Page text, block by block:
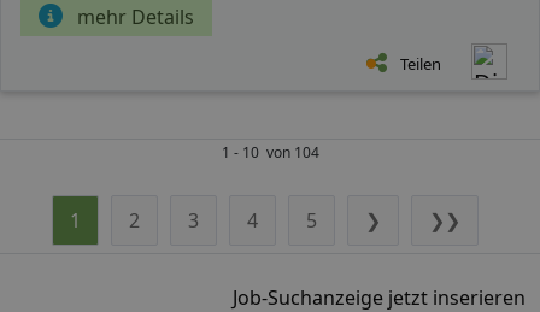
mehr Details
Teilen
1 - 10 von 104
1 2 3 4 5 ❯ ❯❯
Job-Suchanzeige jetzt inserieren